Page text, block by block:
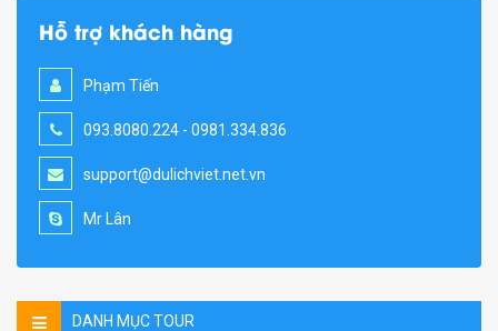
Hỗ trợ khách hàng
Phạm Tiến
093.8080.224 - 0981.334.836
support@dulichviet.net.vn
Mr Lân
DANH MỤC TOUR